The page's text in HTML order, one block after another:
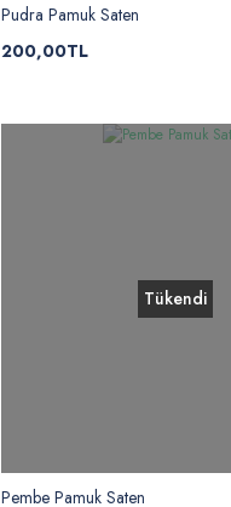
Pudra Pamuk Saten
200,00TL
Tükendi
Pembe Pamuk Saten